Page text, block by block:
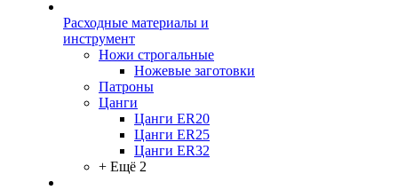
Расходные материалы и
инструмент
Ножи строгальные
Ножевые заготовки
Патроны
Цанги
Цанги ER20
Цанги ER25
Цанги ER32
+ Ещё 2